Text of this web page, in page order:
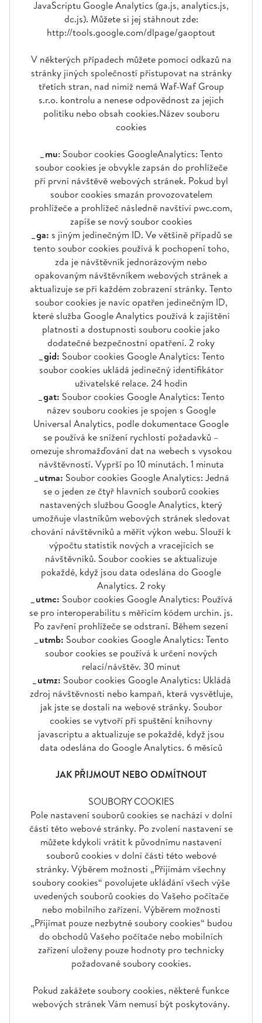
JavaScriptu Google Analytics (ga.js, analytics.js,
dc.js). Můžete si jej stáhnout zde:
http://tools.google.com/dlpage/gaoptout
V některých případech můžete pomocí odkazů na
stránky jiných společností přistupovat na stránky
třetích stran, nad nimiž nemá Waf-Waf Group
s.r.o. kontrolu a nenese odpovědnost za jejich
politiku nebo obsah cookies.Název souboru
cookies
_mu: Soubor cookies GoogleAnalytics: Tento
soubor cookies je obvykle zapsán do prohlížeče
při první návštěvě webových stránek. Pokud byl
soubor cookies smazán provozovatelem
prohlížeče a prohlížeč následně navštíví pwc.com,
zapíše se nový soubor cookies
_ga: s jiným jedinečným ID. Ve většině případů se
tento soubor cookies používá k pochopení toho,
zda je návštěvník jednorázovým nebo
opakovaným návštěvníkem webových stránek a
aktualizuje se při každém zobrazení stránky. Tento
soubor cookies je navíc opatřen jedinečným ID,
které služba Google Analytics používá k zajištění
platnosti a dostupnosti souboru cookie jako
dodatečné bezpečnostní opatření. 2 roky
_gid: Soubor cookies Google Analytics: Tento
soubor cookies ukládá jedinečný identifikátor
uživatelské relace. 24 hodin
_gat: Soubor cookies Google Analytics: Tento
název souboru cookies je spojen s Google
Universal Analytics, podle dokumentace Google
se používá ke snížení rychlosti požadavků –
omezuje shromažďování dat na webech s vysokou
návštěvností. Vyprší po 10 minutách. 1 minuta
_utma: Soubor cookies Google Analytics: Jedná
se o jeden ze čtyř hlavních souborů cookies
nastavených službou Google Analytics, který
umožňuje vlastníkům webových stránek sledovat
chování návštěvníků a měřit výkon webu. Slouží k
výpočtu statistik nových a vracejících se
návštěvníků. Soubor cookies se aktualizuje
pokaždé, když jsou data odeslána do Google
Analytics. 2 roky
_utmc: Soubor cookies Google Analytics: Používá
se pro interoperabilitu s měřicím kódem urchin. js.
Po zavření prohlížeče se odstraní. Během sezení
_utmb: Soubor cookies Google Analytics: Tento
soubor cookies se používá k určení nových
relací/návštěv. 30 minut
_utmz: Soubor cookies Google Analytics: Ukládá
zdroj návštěvnosti nebo kampaň, která vysvětluje,
jak jste se dostali na webové stránky. Soubor
cookies se vytvoří při spuštění knihovny
javascriptu a aktualizuje se pokaždé, když jsou
data odeslána do Google Analytics. 6 měsíců
JAK PŘIJMOUT NEBO ODMÍTNOUT
SOUBORY COOKIES
Pole nastavení souborů cookies se nachází v dolní
části této webové stránky. Po zvolení nastavení se
můžete kdykoli vrátit k původnímu nastavení
souborů cookies v dolní části této webové
stránky. Výběrem možnosti „Přijímám všechny
soubory cookies“ povolujete ukládání všech výše
uvedených souborů cookies do Vašeho počítače
nebo mobilního zařízení. Výběrem možnosti
„Přijímat pouze nezbytné soubory cookies“ budou
do obchodů Vašeho počítače nebo mobilních
zařízení uloženy pouze hodnoty pro technicky
požadované soubory cookies.
Pokud zakážete soubory cookies, některé funkce
webových stránek Vám nemusí být poskytovány.